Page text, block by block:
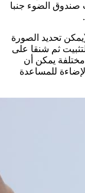
الضوء جنبا
تحديد الصورة
ثم شنقا على
يمكن أن
للمساعدة